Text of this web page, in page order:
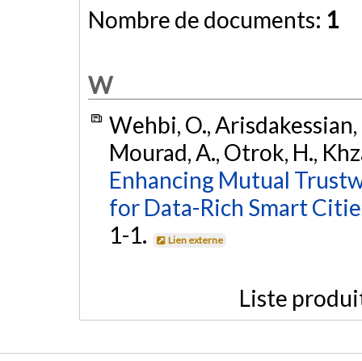
Nombre de documents: 1
W
Wehbi, O., Arisdakessian,
Mourad, A., Otrok, H.,
Enhancing Mutual
for Data-Rich Smart
1-1.
Lien externe
Liste